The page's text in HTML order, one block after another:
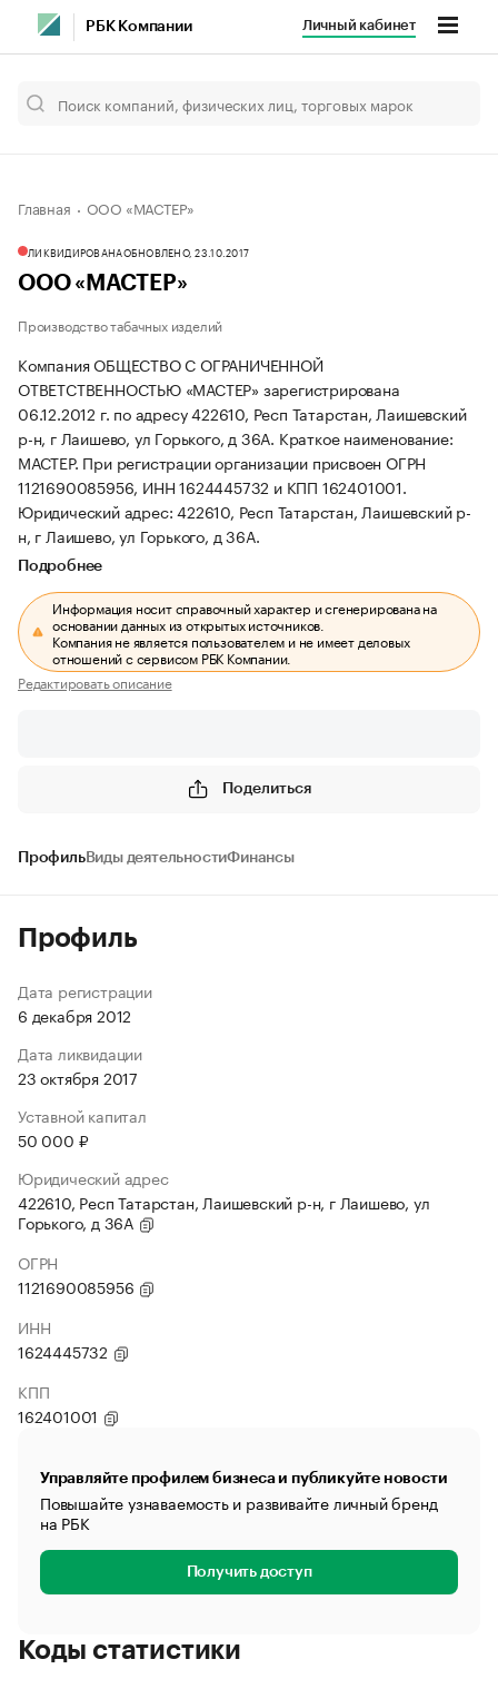
РБК Компании Личный кабинет
Главная ООО «МАСТЕР»
ЛИКВИДИРОВАНАОБНОВЛЕНО, 23.10.2017
ООО «МАСТЕР»
Производство табачных изделий
Компания ОБЩЕСТВО С ОГРАНИЧЕННОЙ
ОТВЕТСТВЕННОСТЬЮ «МАСТЕР» зарегистрирована
06.12.2012 г. по адресу 422610, Респ Татарстан, Лаишевский
р-н, г Лаишево, ул Горького, д 36А. Краткое наименование:
МАСТЕР. При регистрации организации присвоен ОГРН
1121690085956, ИНН 1624445732 и КПП 162401001.
Юридический адрес: 422610, Респ Татарстан, Лаишевский р-
н, г Лаишево, ул Горького, д 36А.
Подробнее
Информация носит справочный характер и сгенерирована на
основании данных из открытых источников.
Компания не является пользователем и не имеет деловых
отношений с сервисом РБК Компании.
Редактировать описание
Поделиться
ПрофильВиды деятельностиФинансы
Профиль
Дата регистрации
6 декабря 2012
Дата ликвидации
23 октября 2017
Уставной капитал
50 000 ₽
Юридический адрес
422610, Респ Татарстан, Лаишевский р-н, г Лаишево, ул
Горького, д 36А
ОГРН
1121690085956
ИНН
1624445732
КПП
162401001
Управляйте профилем бизнеса и публикуйте новости
Повышайте узнаваемость и развивайте личный бренд
на РБК
Получить доступ
Коды статистики